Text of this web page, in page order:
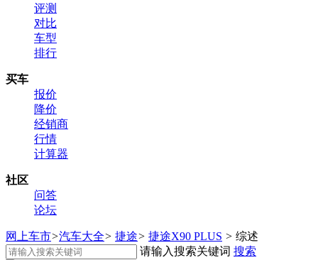
评测
对比
车型
排行
买车
报价
降价
经销商
行情
计算器
社区
问答
论坛
网上车市>汽车大全> 捷途> 捷途X90 PLUS > 综述
请输入搜索关键词 搜索